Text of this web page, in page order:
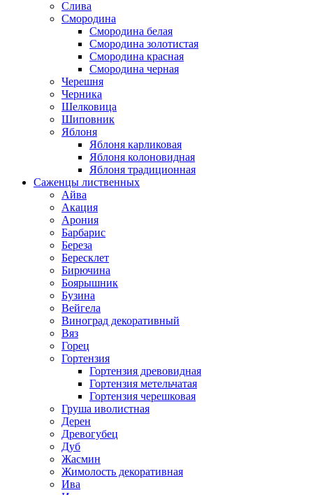
Слива
Смородина
Смородина белая
Смородина золотистая
Смородина красная
Смородина черная
Черешня
Черника
Шелковица
Шиповник
Яблоня
Яблоня карликовая
Яблоня колоновидная
Яблоня традиционная
Саженцы лиственных
Айва
Акация
Арония
Барбарис
Береза
Бересклет
Бирючина
Боярышник
Бузина
Вейгела
Виноград декоративный
Вяз
Горец
Гортензия
Гортензия древовидная
Гортензия метельчатая
Гортензия черешковая
Груша иволистная
Дерен
Древогубец
Дуб
Жасмин
Жимолость декоративная
Ива